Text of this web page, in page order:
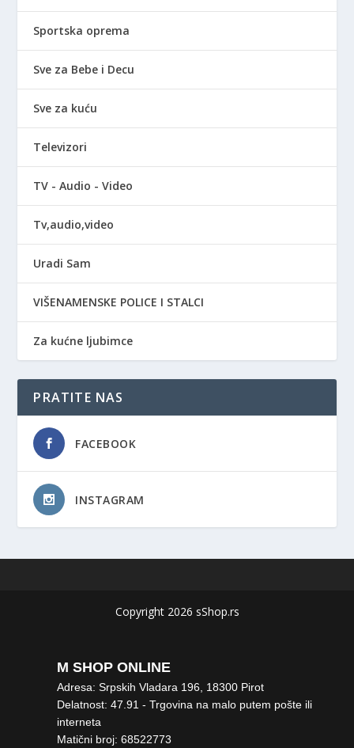
Sportska oprema
Sve za Bebe i Decu
Sve za kuću
Televizori
TV - Audio - Video
Tv,audio,video
Uradi Sam
VIŠENAMENSKE POLICE I STALCI
Za kućne ljubimce
PRATITE NAS
FACEBOOK
INSTAGRAM
Copyright 2026 sShop.rs
M SHOP ONLINE
Adresa: Srpskih Vladara 196, 18300 Pirot
Delatnost: 47.91 - Trgovina na malo putem pošte ili
interneta
Matični broj: 68522773